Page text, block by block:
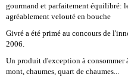
gourmand et parfaitement équilibré:
agréablement velouté en bouche
Givré a été primé au concours de
2006.
Un produit d'exception à consommer
mont, chaumes, quart de chaumes...